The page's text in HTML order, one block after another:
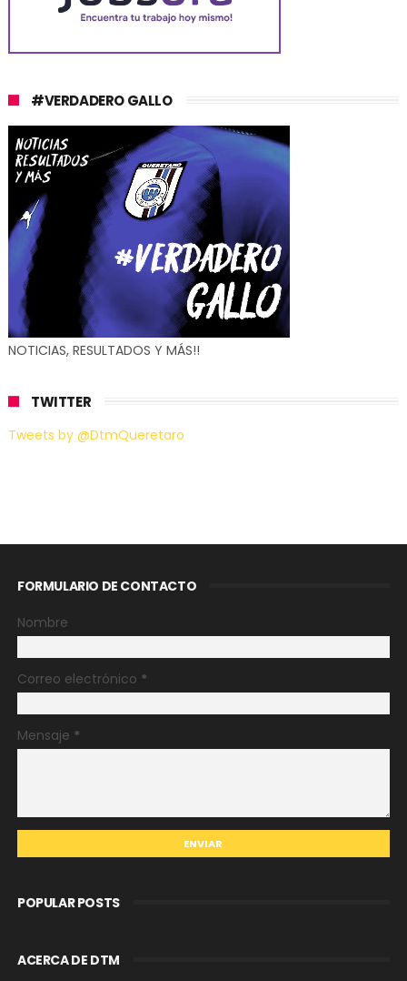
#VERDADERO GALLO
NOTICIAS, RESULTADOS Y MÁS!!
TWITTER
Tweets by @DtmQueretaro
FORMULARIO DE CONTACTO
Nombre
Correo electrónico *
Mensaje *
POPULAR POSTS
ACERCA DE DTM